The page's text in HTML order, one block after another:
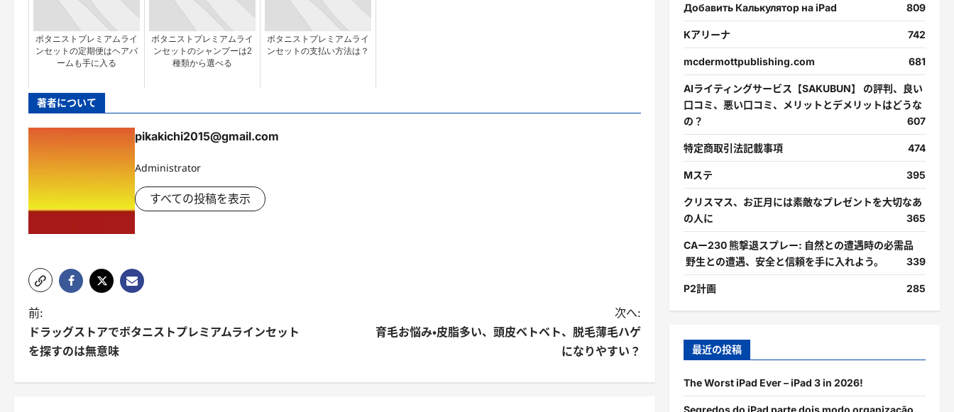
ボタニストプレミアムライ
ンセットの定期便はヘアバ
ームも手に入る
ボタニストプレミアムライ
ンセットのシャンプーは2
種類から選べる
ボタニストプレミアムライ
ンセットの支払い方法は？
著者について
pikakichi2015@gmail.com
Administrator
すべての投稿を表示
投
稿
前:
ドラッグストアでボタニストプレミアムラインセット
を探すのは無意味
次へ:
育毛お悩み・皮脂多い、頭皮ベトベト、脱毛薄毛ハゲ
になりやすい？
Добавить Калькулятор на iPad 809
Kアリーナ 742
mcdermottpublishing.com 681
AIライティングサービス【SAKUBUN】 の評判、良い
口コミ、悪い口コミ、メリットとデメリットはどうな
の？
607
特定商取引法記載事項 474
Mステ 395
クリスマス、お正月には素敵なプレゼントを大切なあ
の人に
365
CAー230 熊撃退スプレー: 自然との遭遇時の必需品
野生との遭遇、安全と信頼を手に入れよう。
339
P2計画 285
最近の投稿
The Worst iPad Ever – iPad 3 in 2026!
Segredos do iPad parte dois modo organização